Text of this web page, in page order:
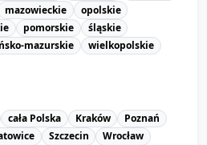
mazowieckie
opolskie
pomorskie
śląskie
mazurskie
wielkopolskie
cała Polska Kraków
Poznań
Szczecin
Wrocław